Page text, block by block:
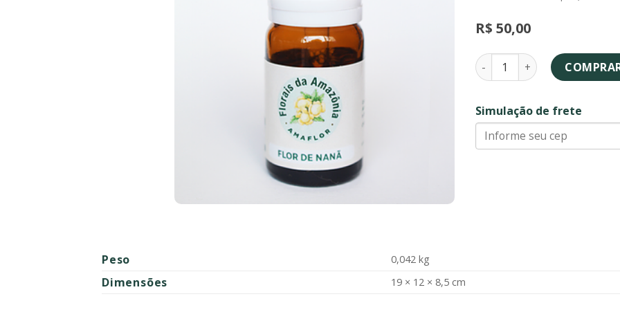
R$ 50,00
Flor de Nanã - essência
Simulação de frete
Peso 0,042 kg
Dimensões 19 × 12 × 8,5 cm